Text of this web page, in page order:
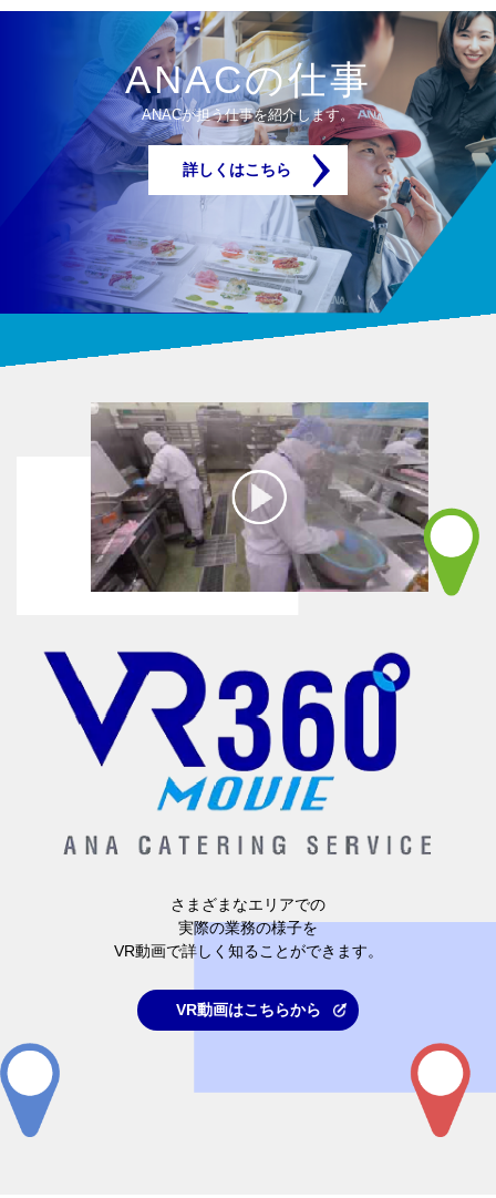
ANACの仕事
ANACが担う仕事を紹介します。
詳しくはこちら
さまざまなエリアでの
実際の業務の様子を
VR動画で詳しく知ることができます。
VR動画はこちらから